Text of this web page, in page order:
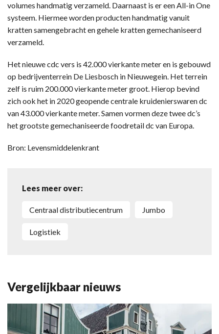
volumes handmatig verzameld. Daarnaast is er een All-in One
systeem. Hiermee worden producten handmatig vanuit
kratten samengebracht en gehele kratten gemechaniseerd
verzameld.
Het nieuwe cdc vers is 42.000 vierkante meter en is gebouwd
op bedrijventerrein De Liesbosch in Nieuwegein. Het terrein
zelf is ruim 200.000 vierkante meter groot. Hierop bevind
zich ook het in 2020 geopende centrale kruidenierswaren dc
van 43.000 vierkante meter. Samen vormen deze twee dc’s
het grootste gemechaniseerde foodretail dc van Europa.
Bron: Levensmiddelenkrant
Lees meer over:
centraal distributiecentrum Jumbo
logistiek
Vergelijkbaar nieuws